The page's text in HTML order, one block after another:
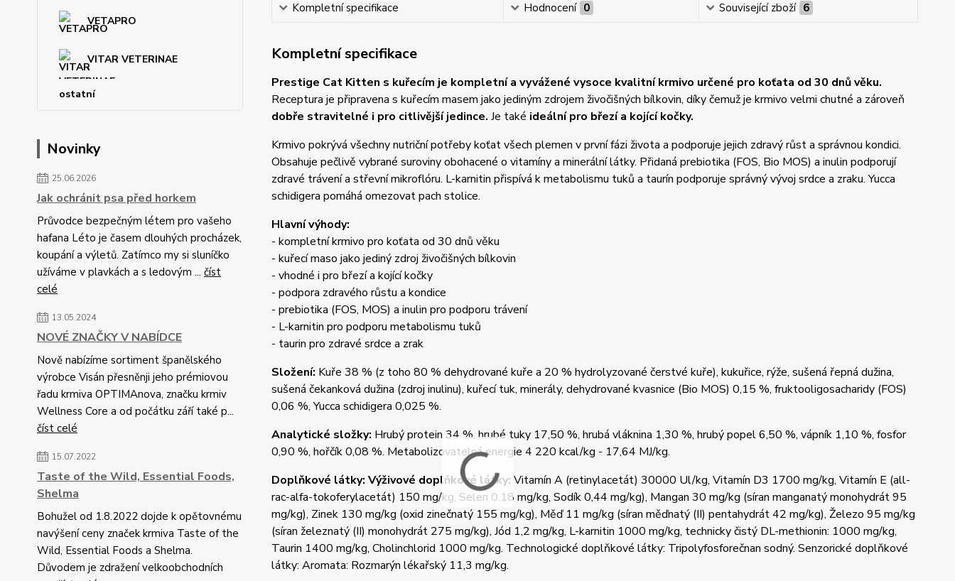
VETAPRO
VITAR VETERINAE
ostatní
Novinky
25.06.2026
Jak ochránit psa před horkem
Průvodce bezpečným létem pro vašeho
hafana Léto je časem dlouhých procházek,
koupání a výletů. Zatímco my si sluníčko
užíváme v plavkách a s ledovým ... číst
celé
13.05.2024
NOVÉ ZNAČKY V NABÍDCE
Nově nabízíme sortiment španělského
výrobce Visán přesněnji jeho prémiovou
řadu krmiva OPTIMAnova, značku krmiv
Wellness Core a od počátku září také p...
číst celé
15.07.2022
Taste of the Wild, Essential Foods,
Shelma
Bohužel od 1.8.2022 dojde k opětovnému
navýšení ceny značek krmiva Taste of the
Wild, Essential Foods a Shelma.
Důvodem je zdražení velkoobchodních
Kompletní specifikace Hodnocení 0 Související zboží 6
Kompletní specifikace
Prestige Cat Kitten s kuřecím je kompletní a vyvážené vysoce kvalitní krmivo určené pro koťata od 30 dnů věku.
Receptura je připravena s kuřecím masem jako jediným zdrojem živočišných bílkovin, díky čemuž je krmivo velmi chutné a zároveň
dobře stravitelné i pro citlivější jedince. Je také ideální pro březí a kojící kočky.
Krmivo pokrývá všechny nutriční potřeby koťat všech plemen v první fázi života a podporuje jejich zdravý růst a správnou kondici.
Obsahuje pečlivě vybrané suroviny obohacené o vitamíny a minerální látky. Přidaná prebiotika (FOS, Bio MOS) a inulin podporují
zdravé trávení a střevní mikroflóru. L-karnitin přispívá k metabolismu tuků a taurín podporuje správný vývoj srdce a zraku. Yucca
schidigera pomáhá omezovat pach stolice.
Hlavní výhody:
- kompletní krmivo pro koťata od 30 dnů věku
- kuřecí maso jako jediný zdroj živočišných bílkovin
- vhodné i pro březí a kojící kočky
- podpora zdravého růstu a kondice
- prebiotika (FOS, MOS) a inulin pro podporu trávení
- L-karnitin pro podporu metabolismu tuků
- taurin pro zdravé srdce a zrak
Složení: Kuře 38 % (z toho 80 % dehydrované kuře a 20 % hydrolyzované čerstvé kuře), kukuřice, rýže, sušená řepná dužina,
sušená čekanková dužina (zdroj inulinu), kuřecí tuk, minerály, dehydrované kvasnice (Bio MOS) 0,15 %, fruktooligosacharidy (FOS)
0,06 %, Yucca schidigera 0,025 %.
Analytické složky: Hrubý protein 34 %, hrubé tuky 17,50 %, hrubá vláknina 1,30 %, hrubý popel 6,50 %, vápník 1,10 %, fosfor
0,90 %, hořčík 0,08 %. Metabolizovatelná energie 4 220 kcal/kg - 17,64 MJ/kg.
Doplňkové látky: Výživové doplňkové látky: Vitamín A (retinylacetát) 30000 Ul/kg, Vitamín D3 1700 mg/kg, Vitamín E (all-
rac-alfa-tokoferylacetát) 150 mg/kg, Selen 0,18 mg/kg, Sodík 0,44 mg/kg), Mangan 30 mg/kg (síran manganatý monohydrát 95
mg/kg), Zinek 130 mg/kg (oxid zinečnatý 155 mg/kg), Měď 11 mg/kg (síran měďnatý (II) pentahydrát 42 mg/kg), Železo 95 mg/kg
(síran železnatý (II) monohydrát 275 mg/kg), Jód 1,2 mg/kg, L-karnitin 1000 mg/kg, technicky čistý DL-methionin: 1000 mg/kg,
Taurin 1400 mg/kg, Cholinchlorid 1000 mg/kg. Technologické doplňkové látky: Tripolyfosforečnan sodný. Senzorické doplňkové
látky: Aromata: Rozmarýn lékařský 11,3 mg/kg.